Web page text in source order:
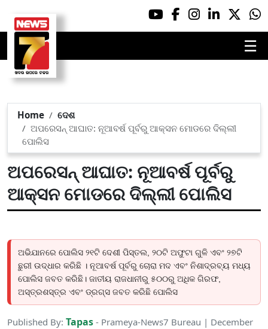
☰
Home
ଦେଶ
ଅପରେସନ୍ ଆଘାତ: ନୂଆବର୍ଷ ପୂର୍ବରୁ ଆକ୍ସନ ମୋଡରେ ଦିଲ୍ଲୀ
ପୋଲିସ
ଅପରେସନ୍ ଆଘାତ: ନୂଆବର୍ଷ ପୂର୍ବରୁ
ଆକ୍ସନ ମୋଡରେ ଦିଲ୍ଲୀ ପୋଲିସ
ଅଭିଯାନରେ ପୋଲିସ ୨୧ଟି ଦେଶୀ ପିସ୍ତଲ, ୨୦ଟି ଅଫୁଟା ଗୁଳି ଏବଂ ୨୭ଟି
ଛୁରୀ ଉଦ୍ଧାର କରିଛି । ନୂଆବର୍ଷ ପୂର୍ବରୁ ଚୋରା ମଦ ଏବଂ ନିଶାଦ୍ରବ୍ୟ ମଧ୍ୟ
ପୋଲିସ ଜବତ କରିଛି। ଜାତୀୟ ରାଜଧାନୀରୁ ୫୦୦ରୁ ଅଧିକ ଗିରଫ,
ଅସ୍ତ୍ରଶସ୍ତ୍ର ଏବଂ ଡ୍ରଗ୍ସ ଜବତ କରିଛି ପୋଲିସ
Published By: Tapas - Prameya-News7 Bureau | December